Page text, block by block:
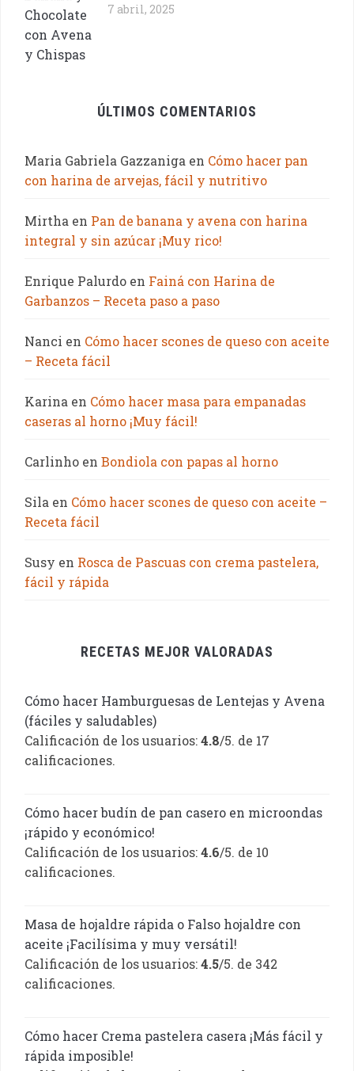
7 abril, 2025
ÚLTIMOS COMENTARIOS
Maria Gabriela Gazzaniga en Cómo hacer pan
con harina de arvejas, fácil y nutritivo
Mirtha en Pan de banana y avena con harina
integral y sin azúcar ¡Muy rico!
Enrique Palurdo en Fainá con Harina de
Garbanzos – Receta paso a paso
Nanci en Cómo hacer scones de queso con aceite
– Receta fácil
Karina en Cómo hacer masa para empanadas
caseras al horno ¡Muy fácil!
Carlinho en Bondiola con papas al horno
Sila en Cómo hacer scones de queso con aceite –
Receta fácil
Susy en Rosca de Pascuas con crema pastelera,
fácil y rápida
RECETAS MEJOR VALORADAS
Cómo hacer Hamburguesas de Lentejas y Avena
(fáciles y saludables)
Calificación de los usuarios:4.8/5. de 17
calificaciones.
Cómo hacer budín de pan casero en microondas
¡rápido y económico!
Calificación de los usuarios:4.6/5. de 10
calificaciones.
Masa de hojaldre rápida o Falso hojaldre con
aceite ¡Facilísima y muy versátil!
Calificación de los usuarios:4.5/5. de 342
calificaciones.
Cómo hacer Crema pastelera casera ¡Más fácil y
rápida imposible!